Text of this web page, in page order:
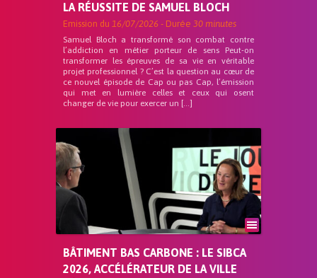
LA RÉUSSITE DE SAMUEL BLOCH
Emission du 16/07/2026 - Durée 30 minutes
Samuel Bloch a transformé son combat contre
l’addiction en métier porteur de sens Peut-on
transformer les épreuves de sa vie en véritable
projet professionnel ? C’est la question au cœur de
ce nouvel épisode de Cap ou pas Cap, l’émission
qui met en lumière celles et ceux qui osent
changer de vie pour exercer un […]
BÂTIMENT BAS CARBONE : LE SIBCA
2026, ACCÉLÉRATEUR DE LA VILLE